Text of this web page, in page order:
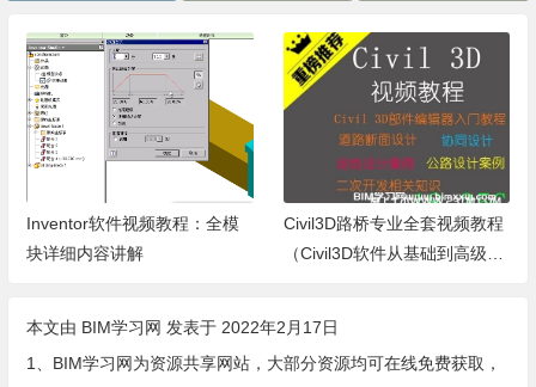
Inventor软件视频教程：全模
块详细内容讲解
Civil3D路桥专业全套视频教程
（Civil3D软件从基础到高级视
本文由 BIM学习网 发表于 2022年2月17日
1、BIM学习网为资源共享网站，大部分资源均可在线免费获取，